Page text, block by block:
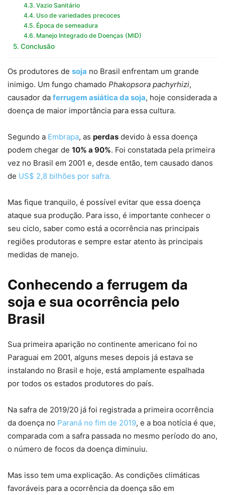
Vazio Sanitário
Uso de variedades precoces
Época de semeadura
Manejo Integrado de Doenças (MID)
Conclusão
Os produtores de soja no Brasil enfrentam um grande
inimigo. Um fungo chamado Phakopsora pachyrhizi,
causador da ferrugem asiática da soja, hoje considerada a
doença de maior importância para essa cultura.
Segundo a Embrapa, as perdas devido à essa doença
podem chegar de 10% a 90%. Foi constatada pela primeira
vez no Brasil em 2001 e, desde então, tem causado danos
de US$ 2,8 bilhões por safra.
Mas fique tranquilo, é possível evitar que essa doença
ataque sua produção. Para isso, é importante conhecer o
seu ciclo, saber como está a ocorrência nas principais
regiões produtoras e sempre estar atento às principais
medidas de manejo.
Conhecendo a ferrugem da
soja e sua ocorrência pelo
Brasil
Sua primeira aparição no continente americano foi no
Paraguai em 2001, alguns meses depois já estava se
instalando no Brasil e hoje, está amplamente espalhada
por todos os estados produtores do país.
Na safra de 2019/20 já foi registrada a primeira ocorrência
da doença no Paraná no fim de 2019, e a boa notícia é que,
comparada com a safra passada no mesmo período do ano,
o número de focos da doença diminuiu.
Mas isso tem uma explicação. As condições climáticas
favoráveis para a ocorrência da doença são em